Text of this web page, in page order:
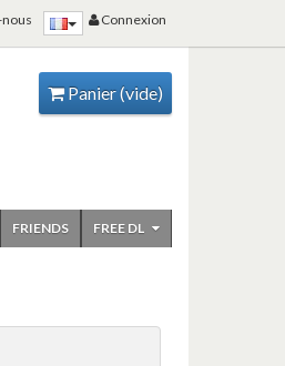
Panier(vide)
FREE DL
FRIENDS
Connexion